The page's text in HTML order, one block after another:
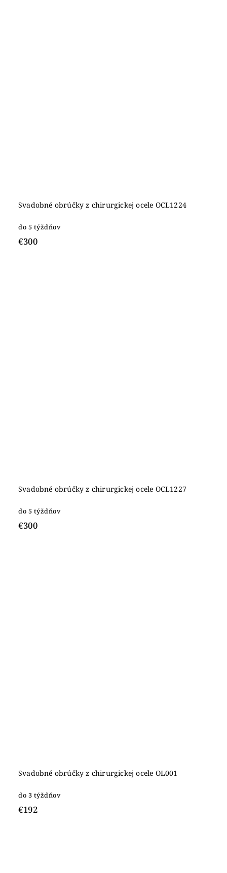
Svadobné obrúčky z chirurgickej ocele OCL1224
do 5 týždňov
€300
Svadobné obrúčky z chirurgickej ocele OCL1227
do 5 týždňov
€300
Svadobné obrúčky z chirurgickej ocele OL001
do 3 týždňov
€192